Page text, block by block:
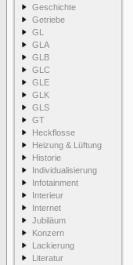
Geschichte
Getriebe
GL
GLA
GLB
GLC
GLE
GLK
GLS
GT
Heckflosse
Heizung & Lüftung
Historie
Individualisierung
Infotainment
Interieur
Internet
Jubiläum
Konzern
Lackierung
Literatur